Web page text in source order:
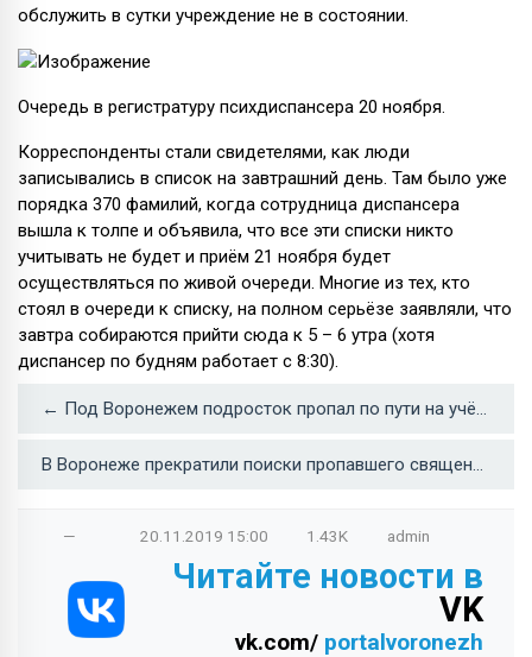
обслужить в сутки учреждение не в состоянии.
Очередь в регистратуру психдиспансера 20 ноября.
Корреспонденты стали свидетелями, как люди
записывались в список на завтрашний день. Там было уже
порядка 370 фамилий, когда сотрудница диспансера
вышла к толпе и объявила, что все эти списки никто
учитывать не будет и приём 21 ноября будет
осуществляться по живой очереди. Многие из тех, кто
стоял в очереди к списку, на полном серьёзе заявляли, что
завтра собираются прийти сюда к 5 – 6 утра (хотя
диспансер по будням работает с 8:30).
← Под Воронежем подросток пропал по пути на учёбу
В Воронеже прекратили поиски пропавшего священнослужителя →
— 20.11.2019 15:00 1.43K admin
Читайте новости в
VK
vk.com/ portalvoronezh